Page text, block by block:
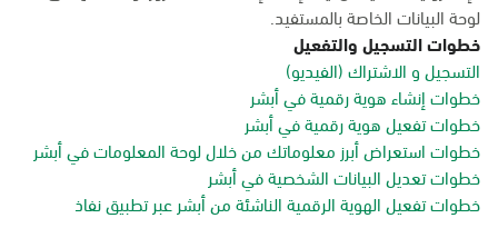
لوحة البيانات الخاصة بالمستفيد.
خطوات التسجيل والتفعيل
التسجيل و الاشتراك (الفيديو)
خطوات إنشاء هوية رقمية في أبشر
خطوات تفعيل هوية رقمية في أبشر
خطوات استعراض أبرز معلوماتك من خلال لوحة المعلومات في أبشر
خطوات تعديل البيانات الشخصية في أبشر
خطوات تفعيل الهوية الرقمية الناشئة من أبشر عبر تطبيق نفاذ